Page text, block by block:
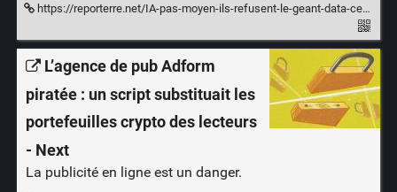
https://reporterre.net/IA-pas-moyen-ils-refusent-le-geant-data-center-de-Microsoft-en-Alsace
L’agence de pub Adform
piratée : un script substituait les
portefeuilles crypto des lecteurs
- Next
La publicité en ligne est un danger.